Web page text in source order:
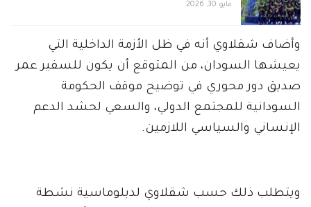
مايو 30, 2026
وأضاف شقلاوي أنه في ظل الأزمة الداخلية التي
يعيشها السودان، من المتوقع أن يكون للسفير عمر
صديق دور محوري في توضيح موقف الحكومة
السودانية للمجتمع الدولي، والسعي لحشد الدعم
الإنساني والسياسي اللازمين.
ويتطلب ذلك حسب شقلاوي لدبلوماسية نشطة